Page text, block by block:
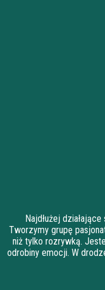
Najdłużej
Tworzymy grupę
niż tylko rozrywką.
odrobiny emocji. W